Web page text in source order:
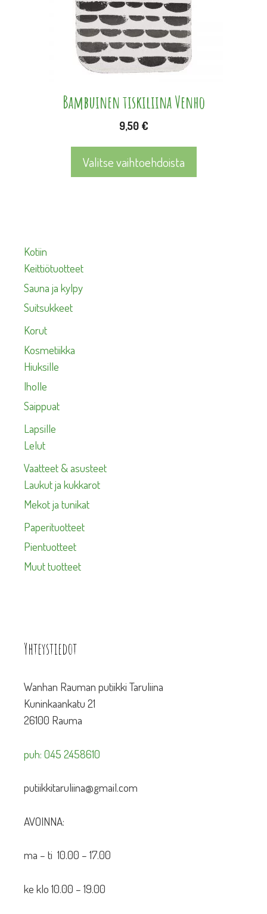
Bambuinen tiskiliina Venho
9,50 €
Valitse vaihtoehdoista
Kotiin
Keittiötuotteet
Sauna ja kylpy
Suitsukkeet
Korut
Kosmetiikka
Hiuksille
Iholle
Saippuat
Lapsille
Lelut
Vaatteet & asusteet
Laukut ja kukkarot
Mekot ja tunikat
Paperituotteet
Pientuotteet
Muut tuotteet
Yhteystiedot
Wanhan Rauman putiikki Taruliina
Kuninkaankatu 21
26100 Rauma
puh: 045 2458610
putiikkitaruliina@gmail.com
AVOINNA:
ma – ti 10.00 – 17.00
ke klo 10.00 – 19.00